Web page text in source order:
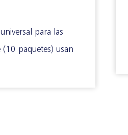
para las
paquetes) usan